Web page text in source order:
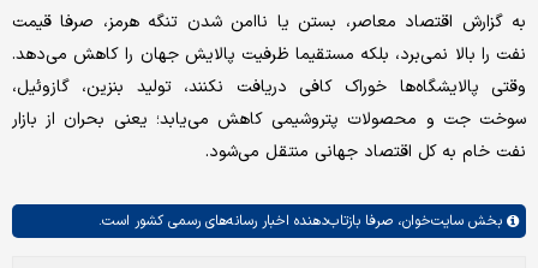
به گزارش اقتصاد معاصر، بستن یا ناامن شدن تنگه هرمز، صرفا قیمت
نفت را بالا نمی‌برد، بلکه مستقیما ظرفیت پالایش جهان را کاهش می‌دهد.
وقتی پالایشگاه‌ها خوراک کافی دریافت نکنند، تولید بنزین، گازوئیل،
سوخت جت و محصولات پتروشیمی کاهش می‌یابد؛ یعنی بحران از بازار
نفت خام به کل اقتصاد جهانی منتقل می‌شود.
بخش سایت‌خوان، صرفا بازتاب‌دهنده اخبار رسانه‌های رسمی کشور است.